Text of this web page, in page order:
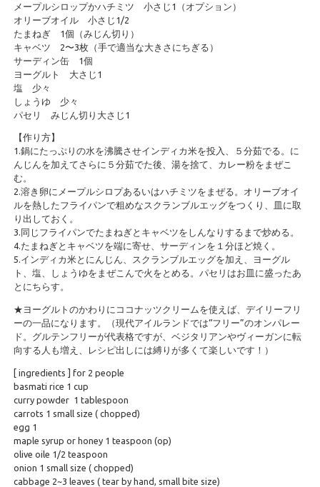
メープルシロップかハチミツ 小さじ1（オプション）
オリーブオイル 小さじ1/2
たまねぎ 1個（みじん切り）
キャベツ 2〜3枚（手で適当な大きさにちぎる）
サーディン缶 1個
ヨーグルト 大さじ1
塩 少々
しょうゆ 少々
パセリ みじん切り大さじ1
【作り方】
1.鍋にたっぷりの水を沸騰させインディカ米を投入、５分茹でる。に
んじんを加えてさらに５分茹でた後、湯を捨て、カレー粉をまぜこ
む。
2.溶き卵にメープルシロプあるいはハチミツをまぜる。オリーブオイ
ルを熱したフライパンで粗めなスクランブルエッグをつくり、皿に取
り出しておく。
3.同じフライパンでたまねぎとキャベツをしんなりするまで炒める。
4.たまねぎとキャベツを端に寄せ、サーディンを１分ほど焼く。
5.インディカ米とにんじん、スクランブルエッグを加え、ヨーグル
ト、塩、しょうゆをまぜこんで火をとめる。パセリはお皿に盛ったあ
とにちらす。
★ヨーグルトのかわりにココナッツクリームを使えば、デイリーフリ
ーの一品になります。（現代アイルランドでは“フリー”のオンパレー
ド。グルテンフリーが代表格ですが、ベジタリアンやヴィーガンに転
向する人も増え、レシピ出しには縛りが多くて楽しいです！）
[ ingredients ] for 2 people
basmati rice 1 cup
curry powder 1 tablespoon
carrots 1 small size ( chopped)
egg 1
maple syrup or honey 1 teaspoon (op)
olive oile 1/2 teaspoon
onion 1 small size ( chopped)
cabbage 2~3 leaves ( tear by hand, small bite size)